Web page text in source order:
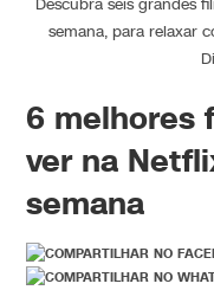
Descubra seis grandes
semana, para relaxar
6 melhores
ver na
semana